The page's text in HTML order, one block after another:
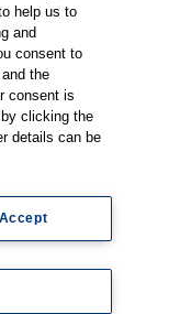
Terms and Conditions
help us to
and
consent to
the
consent is
clicking the
details can be
Accept